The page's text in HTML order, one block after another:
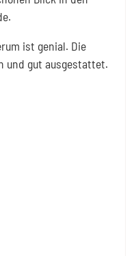
ist genial. Die
und gut ausgestattet.